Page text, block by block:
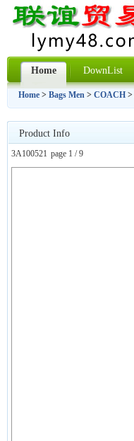
Home DownList
Home > Bags Men > COACH >
Product Info
3A100521 page 1 / 9